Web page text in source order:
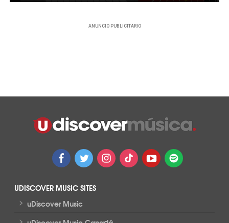
ANUNCIO PUBLICITARIO
UDISCOVER MUSIC SITES
> uDiscover Music
>